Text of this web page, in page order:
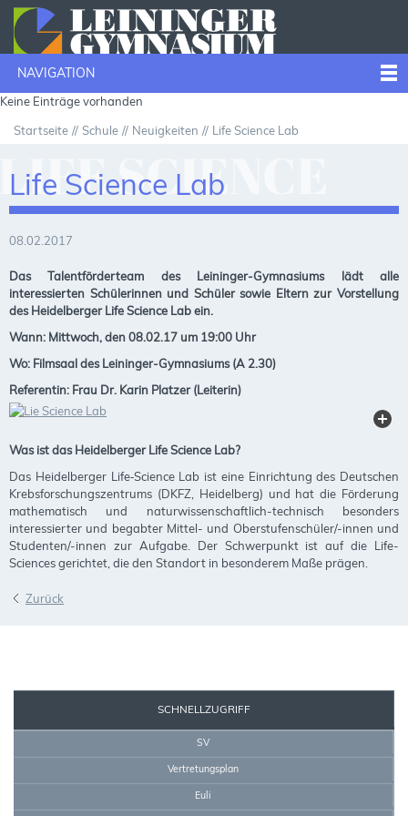
NAVIGATION
Keine Einträge vorhanden
SCIENCE
Startseite Schule Neuigkeiten Life Science Lab
Life Science Lab
08.02.2017
Das Talentförderteam des Leininger-Gymnasiums lädt alle
interessierten Schülerinnen und Schüler sowie Eltern zur Vorstellung
des Heidelberger Life Science Lab ein.
Wann: Mittwoch, den 08.02.17 um 19:00 Uhr
Wo: Filmsaal des Leininger-Gymnasiums(A 2.30)
Referentin: Frau Dr. Karin Platzer (Leiterin)
Was ist das Heidelberger Life Science Lab?
Das Heidelberger Life‐Science Lab ist eine Einrichtung des Deutschen
Krebsforschungszentrums (DKFZ, Heidelberg) und hat die Förderung
mathematisch und naturwissenschaftlich-technisch besonders
interessierter und begabter Mittel- und Oberstufenschüler/-innen und
Studenten/-innen zur Aufgabe. Der Schwerpunkt ist auf die Life-
Sciences gerichtet, die den Standort in besonderem Maße prägen.
Zurück
SCHNELLZUGRIFF
SV
Vertretungsplan
Euli